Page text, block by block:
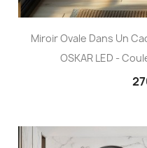
Miroir Ovale Dans Un
OSKAR LED -